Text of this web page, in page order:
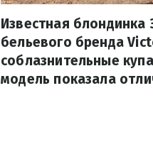
Известная блондинка
бельевого бренда
соблазнительные
модель показала